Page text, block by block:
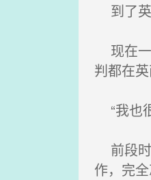
到了英
现在一
判都在
“我也
前段时
作，完